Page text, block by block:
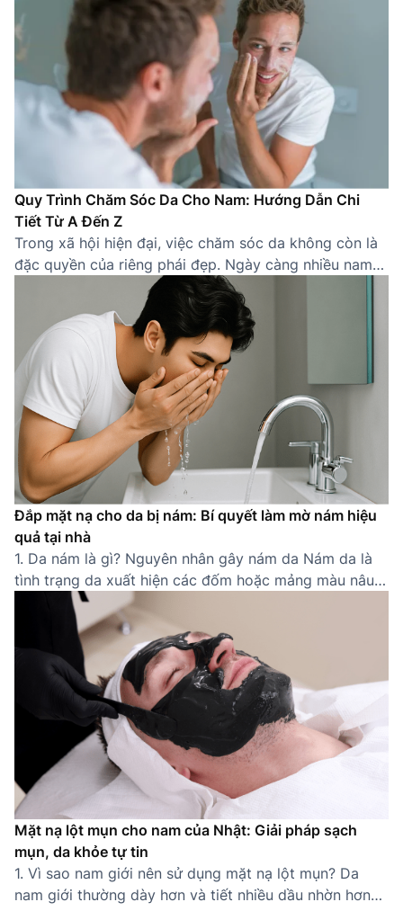
Quy Trình Chăm Sóc Da Cho Nam: Hướng Dẫn Chi
Tiết Từ A Đến Z
Trong xã hội hiện đại, việc chăm sóc da không còn là
đặc quyền của riêng phái đẹp. Ngày càng nhiều nam
giới nhận thức được tầm quan trọng của việc sở hữu
một làn da khỏe mạnh, sạch sẽ. Một quy trình chăm
sóc da cho nam đúng cách không chỉ giúp cải thiện
[…]
Đắp mặt nạ cho da bị nám: Bí quyết làm mờ nám hiệu
quả tại nhà
1. Da nám là gì? Nguyên nhân gây nám da Nám da là
tình trạng da xuất hiện các đốm hoặc mảng màu nâu
sẫm do sự gia tăng bất thường của sắc tố melanin.
Thường gặp ở các khu vực dễ tiếp xúc ánh nắng như
gò má, trán, mũi, quanh miệng, nám khiến […]
Mặt nạ lột mụn cho nam của Nhật: Giải pháp sạch
mụn, da khỏe tự tin
1. Vì sao nam giới nên sử dụng mặt nạ lột mụn? Da
nam giới thường dày hơn và tiết nhiều dầu nhờn hơn